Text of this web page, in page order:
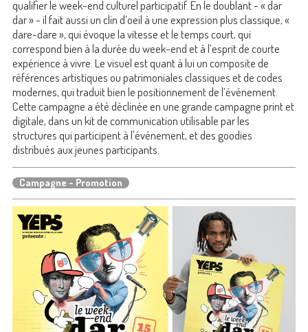
qualifier le week-end culturel participatif. En le doublant - « dar
dar » - il fait aussi un clin d’oeil à une expression plus classique, «
dare-dare », qui évoque la vitesse et le temps court, qui
correspond bien à la durée du week-end et à l’esprit de courte
expérience à vivre. Le visuel est quant à lui un composite de
références artistiques ou patrimoniales classiques et de codes
modernes, qui traduit bien le positionnement de l’événement.
Cette campagne a été déclinée en une grande campagne print et
digitale, dans un kit de communication utilisable par les
structures qui participent à l'événement, et des goodies
distribués aux jeunes participants.
Campagne - Promotion